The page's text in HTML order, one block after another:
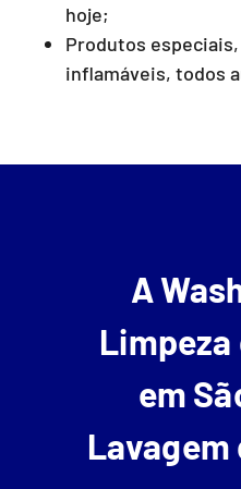
hoje;
Produtos
inflamáveis, todos
A
Limpeza
em
Lavagem